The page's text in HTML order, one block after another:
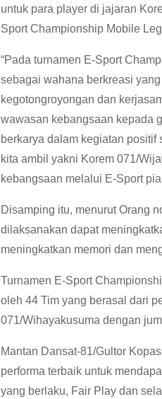
untuk para player di jajaran
Sport Championship Mobile
“Pada turnamen E-Sport
sebagai wahana berkreasi
kegotongroyongan dan
wawasan kebangsaan kepada
berkarya dalam kegiatan
kita ambil yakni Korem 071/
kebangsaan melalui E-Sport
Disamping itu, menurut Orang
dilaksanakan dapat
meningkatkan memori dan
Turnamen E-Sport
oleh 44 Tim yang berasal dari
071/Wihayakusuma dengan
Mantan Dansat-81/Gultor
performa terbaik untuk
yang berlaku, Fair Play dan